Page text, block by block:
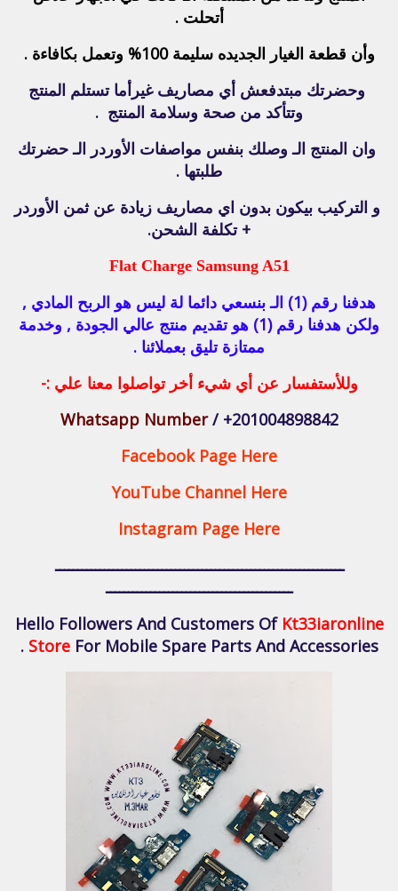
أتحلت .
وأن قطعة الغيار الجديده سليمة 100% وتعمل بكافاءة .
وحضرتك مبتدفعش أي مصاريف غيرأما تستلم المنتج
وتتأكد من صحة وسلامة المنتج .
وان المنتج الـ وصلك بنفس مواصفات الأوردر الـ حضرتك
طلبتها .
و التركيب بيكون بدون اي مصاريف زيادة عن ثمن الأوردر
+ تكلفة الشحن.
Flat Charge Samsung A51
هدفنا رقم (1) الـ بنسعي دائما لة ليس هو الربح المادي ,
ولكن هدفنا رقم (1) هو تقديم منتج عالي الجودة , وخدمة
ممتازة تليق بعملائنا .
وللأستفسار عن أي شيء أخر تواصلوا معنا علي :-
Whatsapp Number/ +201004898842
Facebook Page Here
YouTube Channel Here
Instagram Page Here
ـــــــــــــــــــــــــــــــــــــــــــــــــــــــــــــــــ
ــــــــــــــــــــــــــــــــــــــــــ
Hello Followers And Customers Of Kt33iaronline
StoreFor Mobile Spare Parts And Accessories .